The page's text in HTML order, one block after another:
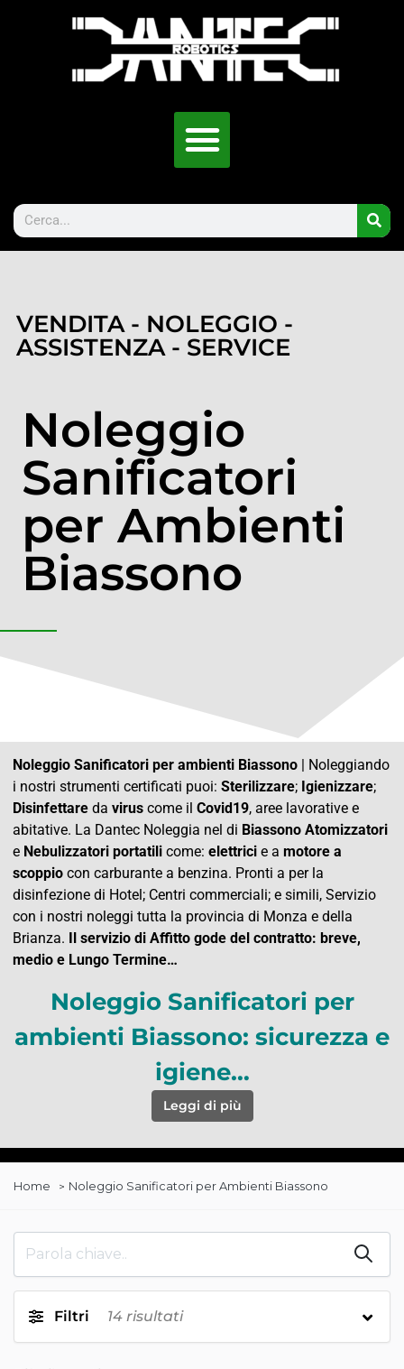
VENDITA - NOLEGGIO -
ASSISTENZA - SERVICE
Noleggio
Sanificatori
per Ambienti
Biassono
Noleggio Sanificatori per ambienti Biassono | Noleggiando
i nostri strumenti certificati puoi: Sterilizzare; Igienizzare;
Disinfettare da virus come il Covid19, aree lavorative e
abitative. La Dantec Noleggia nel di Biassono Atomizzatori
e Nebulizzatori portatili come: elettrici e a motore a
scoppio con carburante a benzina. Pronti a per la
disinfezione di Hotel; Centri commerciali; e simili, Servizio
con i nostri noleggi tutta la provincia di Monza e della
Brianza. Il servizio di Affitto gode del contratto: breve,
medio e Lungo Termine…
Noleggio Sanificatori per
ambienti Biassono: sicurezza e
igiene…
Leggi di più
Home Noleggio Sanificatori per Ambienti Biassono
Filtri 14 risultati